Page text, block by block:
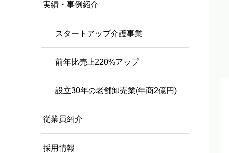
実績・事例紹介
スタートアップ介護事業
前年比売上220%アップ
設立30年の老舗卸売業(年商2億円)
従業員紹介
採用情報